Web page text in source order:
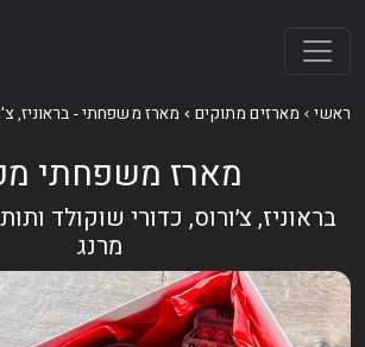
ראשי מארזים מתוקים מארז משפחתי - בראוניז,
מארז משפחתי
בראוניז, צ׳ורוס, כדורי שוקולד
מרנג